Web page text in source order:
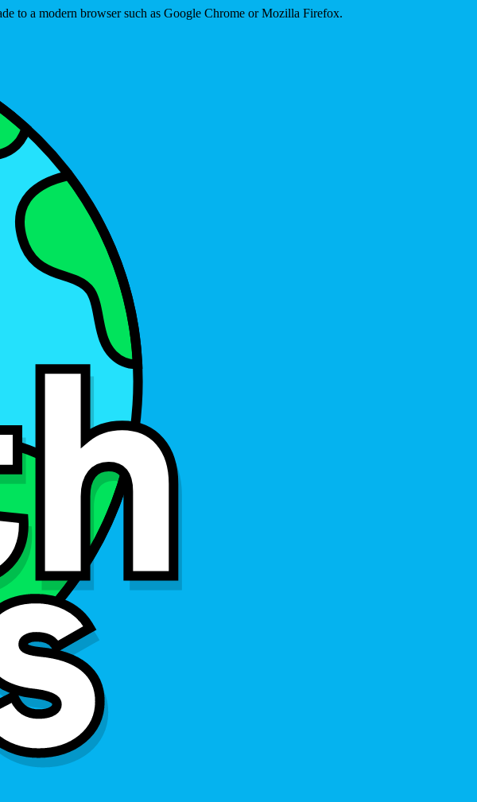
to a modern browser such as Google Chrome or Mozilla Firefox.